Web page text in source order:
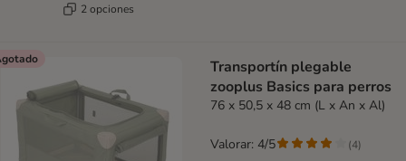
2 opciones
Transportín plegable
zooplus Basics para perros
76 x 50,5 x 48 cm (L x An x Al)
Valorar: 4/5 (4)